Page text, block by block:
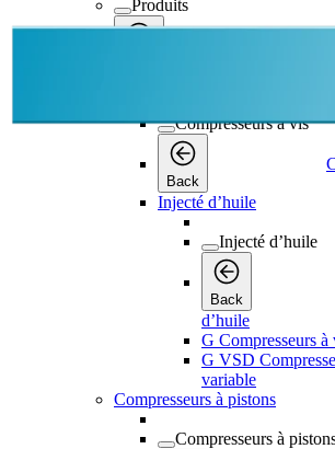
Produits
Compresseurs à vis
Back
Injecté d’huile
Injecté d’huile
Back
d’huile
G Compresseurs à
G VSD
variable
Compresseurs à pistons
Compresseurs à